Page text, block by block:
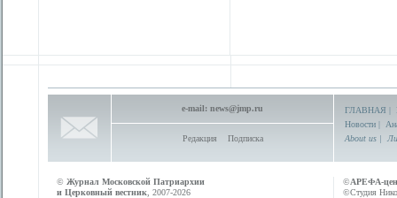
e-mail: news@jmp.ru
Редакция Подписка
ГЛАВНАЯ |
Новости |
About us |
© Журнал Московской Патриархии
и Церковный вестник , 2007-2026
©АРЕФА-
©Студия